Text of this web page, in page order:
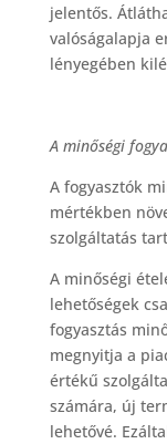
jelentős.
valóságalapja
lényegében
A minőségi
A fogyasztók
mértékben
szolgáltatás
A minőségi
lehetőségek
fogyasztás
megnyitja a
értékű
számára, új
lehetővé.